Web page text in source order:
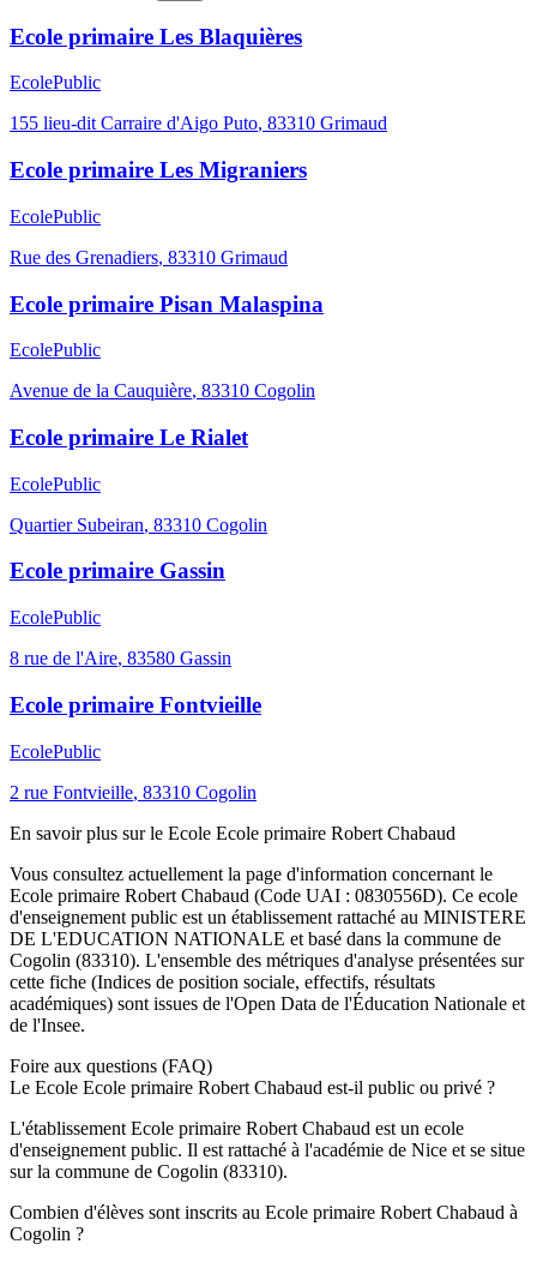
Ecole primaire Les Blaquières
EcolePublic
155 lieu-dit Carraire d'Aigo Puto, 83310 Grimaud
Ecole primaire Les Migraniers
EcolePublic
Rue des Grenadiers, 83310 Grimaud
Ecole primaire Pisan Malaspina
EcolePublic
Avenue de la Cauquière, 83310 Cogolin
Ecole primaire Le Rialet
EcolePublic
Quartier Subeiran, 83310 Cogolin
Ecole primaire Gassin
EcolePublic
8 rue de l'Aire, 83580 Gassin
Ecole primaire Fontvieille
EcolePublic
2 rue Fontvieille, 83310 Cogolin
En savoir plus sur le Ecole Ecole primaire Robert Chabaud
Vous consultez actuellement la page d'information concernant le
Ecole primaire Robert Chabaud (Code UAI : 0830556D). Ce ecole
d'enseignement public est un établissement rattaché au MINISTERE
DE L'EDUCATION NATIONALE et basé dans la commune de
Cogolin (83310). L'ensemble des métriques d'analyse présentées sur
cette fiche (Indices de position sociale, effectifs, résultats
académiques) sont issues de l'Open Data de l'Éducation Nationale et
de l'Insee.
Foire aux questions (FAQ)
Le Ecole Ecole primaire Robert Chabaud est-il public ou privé ?
L'établissement Ecole primaire Robert Chabaud est un ecole
d'enseignement public. Il est rattaché à l'académie de Nice et se situe
sur la commune de Cogolin (83310).
Combien d'élèves sont inscrits au Ecole primaire Robert Chabaud à
Cogolin ?